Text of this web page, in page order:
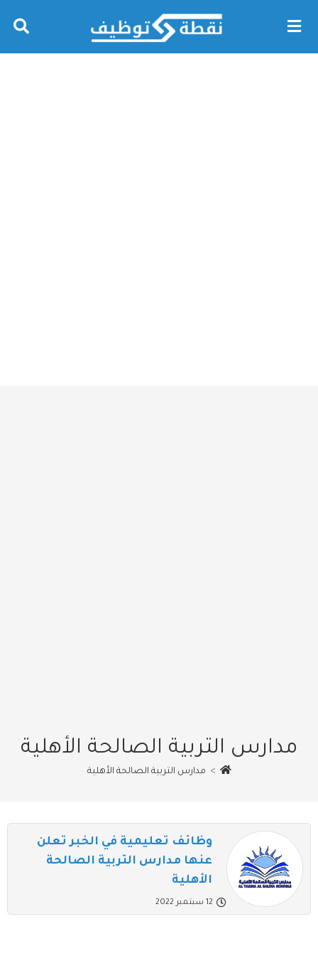
مدارس التربية الصالحة الأهلية
> مدارس التربية الصالحة الأهلية
وظائف تعليمية في الخبر تعلن
عنها مدارس التربية الصالحة
الأهلية
12 سبتمبر 2022